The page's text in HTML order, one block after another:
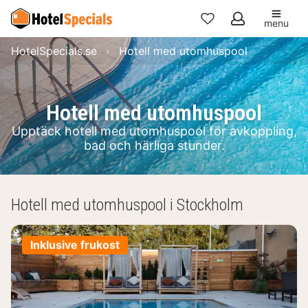
Mina
favoriter
menu
Hotell med utomhuspool
Upptäck hotell med utomhuspool för avkoppling,
bad och härliga stunder.
HotelSpecials.se Hotell med utomhuspool
Hotell med utomhuspool i Stockholm
Inklusive frukost